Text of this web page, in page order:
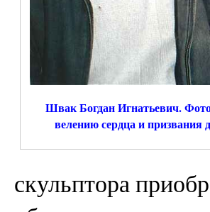
Швак Богдан Игнатьевич.
велению сердца и призвания
скульптора